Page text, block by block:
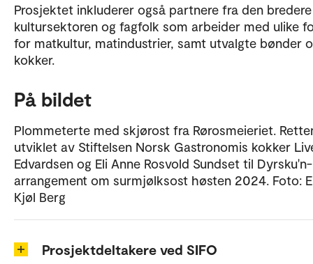
Prosjektet inkluderer også partnere fra den bredere
kultursektoren og fagfolk som arbeider med ulike
for matkultur, matindustrier, samt utvalgte bønder
kokker.
På bildet
Plommeterte med skjørost fra Rørosmeieriet.
utviklet av Stiftelsen Norsk Gastronomis kokker
Edvardsen og Eli Anne Rosvold Sundset til Dyrsku'n-
arrangement om surmjølksost høsten 2024. Foto:
Kjøl Berg
Prosjektdeltakere ved SIFO